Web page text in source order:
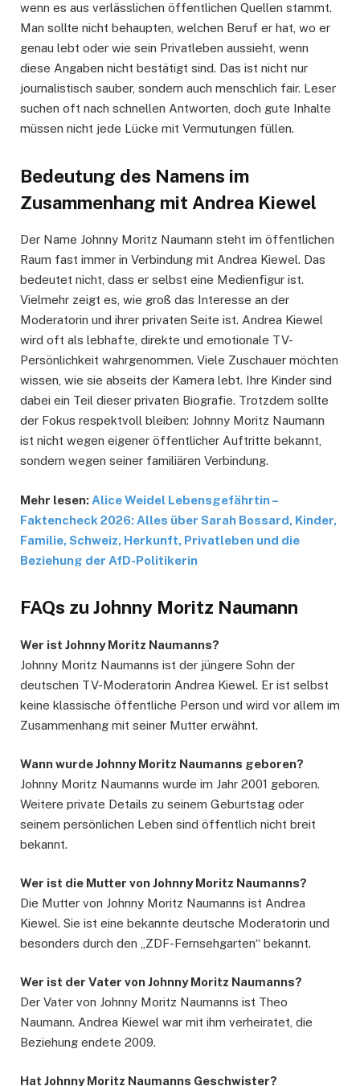
wenn es aus verlässlichen öffentlichen Quellen stammt.
Man sollte nicht behaupten, welchen Beruf er hat, wo er
genau lebt oder wie sein Privatleben aussieht, wenn
diese Angaben nicht bestätigt sind. Das ist nicht nur
journalistisch sauber, sondern auch menschlich fair. Leser
suchen oft nach schnellen Antworten, doch gute Inhalte
müssen nicht jede Lücke mit Vermutungen füllen.
Bedeutung des Namens im
Zusammenhang mit Andrea Kiewel
Der Name Johnny Moritz Naumann steht im öffentlichen
Raum fast immer in Verbindung mit Andrea Kiewel. Das
bedeutet nicht, dass er selbst eine Medienfigur ist.
Vielmehr zeigt es, wie groß das Interesse an der
Moderatorin und ihrer privaten Seite ist. Andrea Kiewel
wird oft als lebhafte, direkte und emotionale TV-
Persönlichkeit wahrgenommen. Viele Zuschauer möchten
wissen, wie sie abseits der Kamera lebt. Ihre Kinder sind
dabei ein Teil dieser privaten Biografie. Trotzdem sollte
der Fokus respektvoll bleiben: Johnny Moritz Naumann
ist nicht wegen eigener öffentlicher Auftritte bekannt,
sondern wegen seiner familiären Verbindung.
Mehr lesen: Alice Weidel Lebensgefährtin –
Faktencheck 2026: Alles über Sarah Bossard, Kinder,
Familie, Schweiz, Herkunft, Privatleben und die
Beziehung der AfD-Politikerin
FAQs zu Johnny Moritz Naumann
Wer ist Johnny Moritz Naumanns?
Johnny Moritz Naumanns ist der jüngere Sohn der
deutschen TV-Moderatorin Andrea Kiewel. Er ist selbst
keine klassische öffentliche Person und wird vor allem im
Zusammenhang mit seiner Mutter erwähnt.
Wann wurde Johnny Moritz Naumanns geboren?
Johnny Moritz Naumanns wurde im Jahr 2001 geboren.
Weitere private Details zu seinem Geburtstag oder
seinem persönlichen Leben sind öffentlich nicht breit
bekannt.
Wer ist die Mutter von Johnny Moritz Naumanns?
Die Mutter von Johnny Moritz Naumanns ist Andrea
Kiewel. Sie ist eine bekannte deutsche Moderatorin und
besonders durch den „ZDF-Fernsehgarten“ bekannt.
Wer ist der Vater von Johnny Moritz Naumanns?
Der Vater von Johnny Moritz Naumanns ist Theo
Naumann. Andrea Kiewel war mit ihm verheiratet, die
Beziehung endete 2009.
Hat Johnny Moritz Naumanns Geschwister?